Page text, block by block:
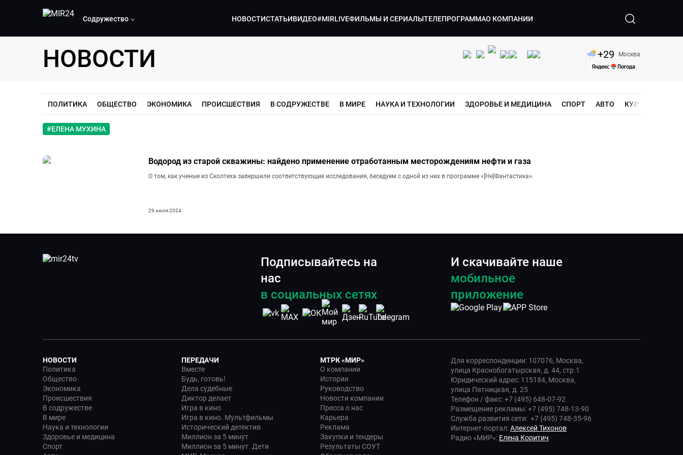
Содружество НОВОСТИСТАТЬИВИДЕО#MIRLIVEФИЛЬМЫ И СЕРИАЛЫТЕЛЕПРОГРАММАО КОМПАНИИ
НОВОСТИ +29 Москва
ПОЛИТИКА ОБЩЕСТВО ЭКОНОМИКА ПРОИСШЕСТВИЯ В СОДРУЖЕСТВЕ В МИРЕ НАУКА И ТЕХНОЛОГИИ ЗДОРОВЬЕ И МЕДИЦИНА СПОРТ АВТО КУЛЬТУРА
#ЕЛЕНА МУХИНА
Водород из старой скважины: найдено применение отработанным месторождениям нефти и газа
О том, как ученые из Сколтеха завершили соответствующие исследования, беседуем с одной из них в программе «[Не]Фантастика».
29 июля 2024
Подписывайтесь на
нас
в социальных сетях
И скачивайте наше
мобильное
приложение
НОВОСТИ
Политика
Общество
Экономика
Происшествия
В содружестве
В мире
Наука и технологии
Здоровье и медицина
Спорт
ПЕРЕДАЧИ
Вместе
Будь, готовь!
Дела судебные
Диктор делает
Игра в кино
Игра в кино. Мультфильмы
Исторический детектив
Миллион за 5 минут
Миллион за 5 минут. Дети
МТРК «МИР»
О компании
История
Руководство
Новости компании
Пресса о нас
Карьера
Реклама
Закупки и тендеры
Результаты СОУТ
Для корреспонденции: 107076, Москва,
улица Краснобогатырская, д. 44, стр.1
Юридический адрес: 115184, Москва,
улица Пятницкая, д. 25
Телефон / факс: +7 (495) 648-07-92
Размещение рекламы: +7 (495) 748-13-90
Служба развития сети: +7 (495) 748-35-96
Интернет-портал:Алексей Тихонов
Радио «МИР»: Елена Коритич